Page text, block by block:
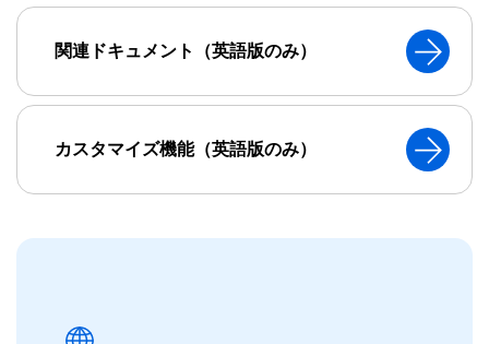
関連ドキュメント（英語版のみ）
カスタマイズ機能（英語版のみ）